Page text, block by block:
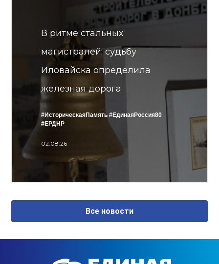
В ритме стальных
магистралей: судьбу
Иловайска определила
железная дорога
#ИсторическаяПамять #ЕдинаяРоссия80
#ЕРДНР
02.08.26
Все новости